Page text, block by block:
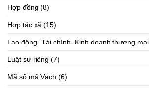
Hợp đồng (8)
Hợp tác xã (15)
Lao động- Tài chính- Kinh doanh thương mại
Luật sư riêng (7)
Mã số mã Vạch (6)